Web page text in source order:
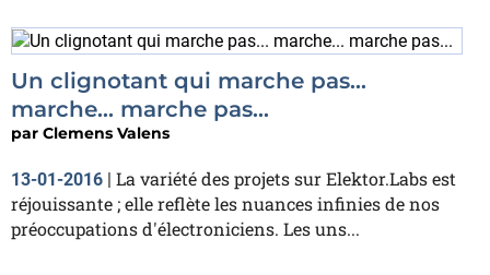
Un clignotant qui marche pas...
marche... marche pas...
par Clemens Valens
13-01-2016 | La variété des projets sur Elektor.Labs est
réjouissante ; elle reflète les nuances infinies de nos
préoccupations d'électroniciens. Les uns...